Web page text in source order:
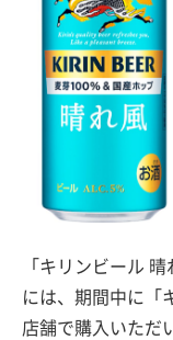
「キリンビール
には、期間中に「
店舗で購入いただ